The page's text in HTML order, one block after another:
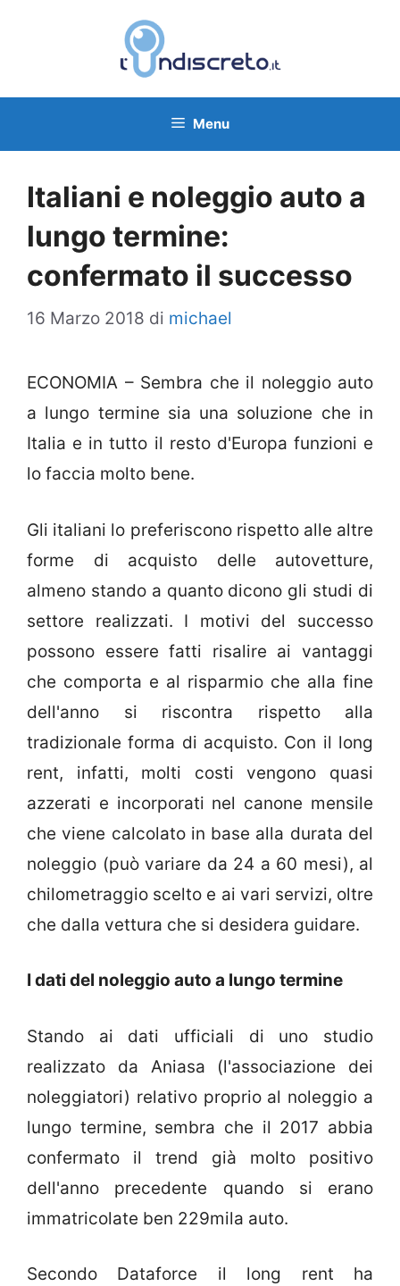
Menu
Italiani e noleggio auto a
lungo termine:
confermato il successo
16 Marzo 2018 di michael
ECONOMIA – Sembra che il noleggio auto
a lungo termine sia una soluzione che in
Italia e in tutto il resto d'Europa funzioni e
lo faccia molto bene.
Gli italiani lo preferiscono rispetto alle altre
forme di acquisto delle autovetture,
almeno stando a quanto dicono gli studi di
settore realizzati. I motivi del successo
possono essere fatti risalire ai vantaggi
che comporta e al risparmio che alla fine
dell'anno si riscontra rispetto alla
tradizionale forma di acquisto. Con il long
rent, infatti, molti costi vengono quasi
azzerati e incorporati nel canone mensile
che viene calcolato in base alla durata del
noleggio (può variare da 24 a 60 mesi), al
chilometraggio scelto e ai vari servizi, oltre
che dalla vettura che si desidera guidare.
I dati del noleggio auto a lungo termine
Stando ai dati ufficiali di uno studio
realizzato da Aniasa (l'associazione dei
noleggiatori) relativo proprio al noleggio a
lungo termine, sembra che il 2017 abbia
confermato il trend già molto positivo
dell'anno precedente quando si erano
immatricolate ben 229mila auto.
Secondo Dataforce il long rent ha